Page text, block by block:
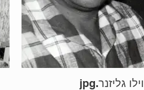
וילו גליזנר.jpg